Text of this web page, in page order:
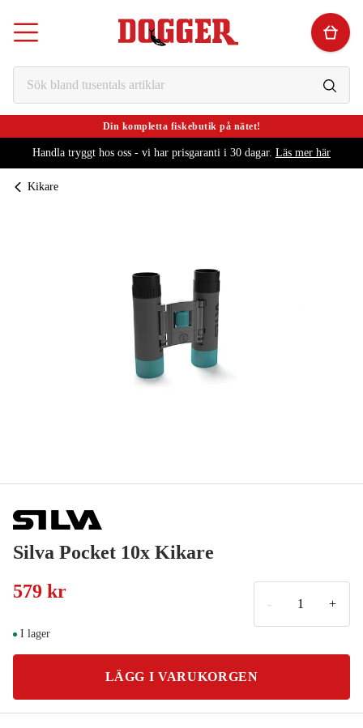
Din kompletta fiskebutik på nätet!
Handla tryggt hos oss - vi har prisgaranti i 30 dagar. Läs mer här
Kikare
Silva Pocket 10x Kikare
579 kr
- +
I lager
LÄGG I VARUKORGEN